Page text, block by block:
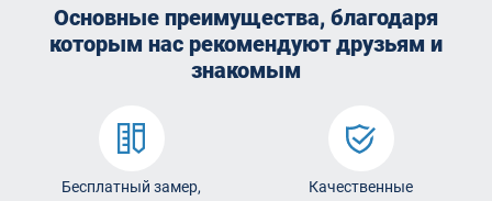
Основные преимущества, благодаря
которым нас рекомендуют друзьям и
знакомым
Бесплатный замер,
Качественные